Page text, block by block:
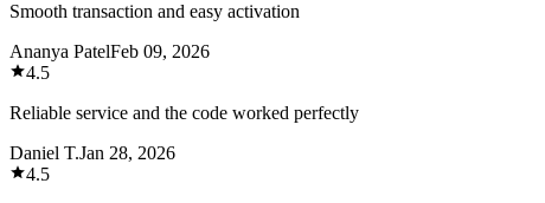
Smooth transaction and easy activation
Ananya PatelFeb 09, 2026
4.5
Reliable service and the code worked perfectly
Daniel T.Jan 28, 2026
4.5